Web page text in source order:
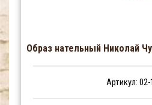
Образ нательный Николай
Артикул: 02-